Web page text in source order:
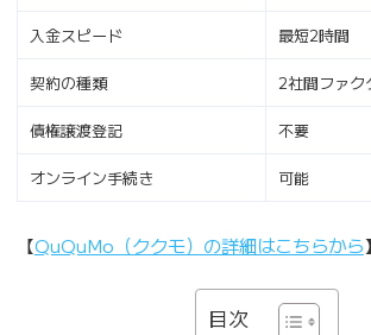
入金スピード 最短2時間
契約の種類 2社間ファク
債権譲渡登記 不要
オンライン手続き 可能
【QuQuMo（ククモ）の詳細はこちらから】
目次